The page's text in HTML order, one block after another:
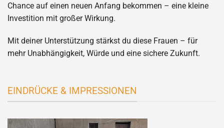
Chance auf einen neuen Anfang bekommen – eine kleine
Investition mit großer Wirkung.
Mit deiner Unterstützung stärkst du diese Frauen – für
mehr Unabhängigkeit, Würde und eine sichere Zukunft.
EINDRÜCKE & IMPRESSIONEN